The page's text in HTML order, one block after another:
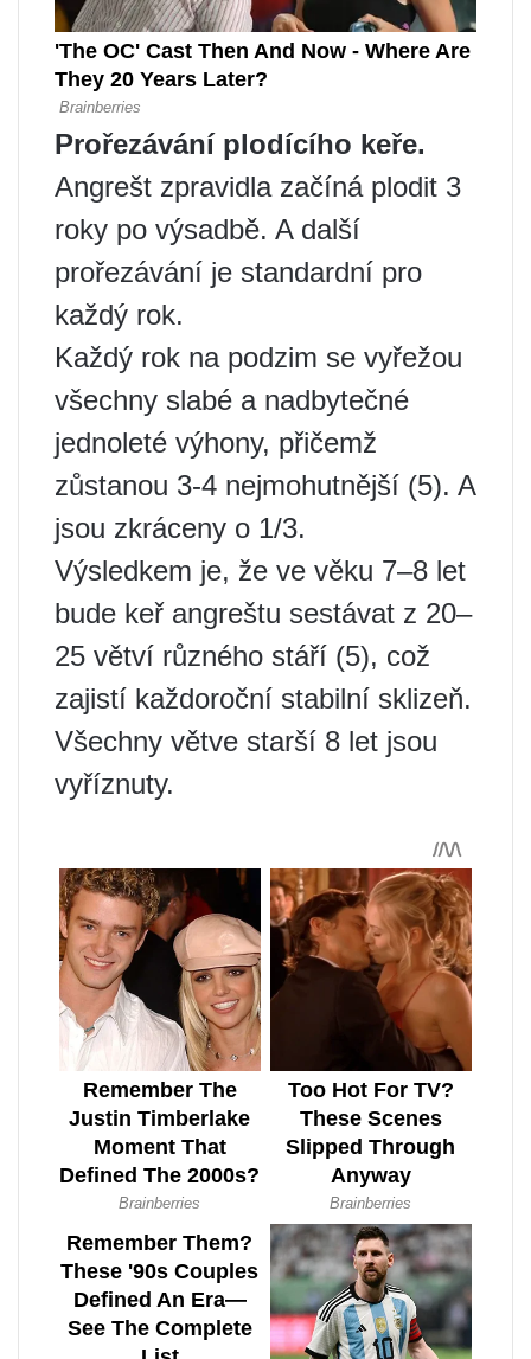
Prořezávání plodícího keře.
Angrešt zpravidla začíná plodit 3
roky po výsadbě. A další
prořezávání je standardní pro
každý rok.
Každý rok na podzim se vyřežou
všechny slabé a nadbytečné
jednoleté výhony, přičemž
zůstanou 3-4 nejmohutnější (5). A
jsou zkráceny o 1/3.
Výsledkem je, že ve věku 7–8 let
bude keř angreštu sestávat z 20–
25 větví různého stáří (5), což
zajistí každoroční stabilní sklizeň.
Všechny větve starší 8 let jsou
vyříznuty.